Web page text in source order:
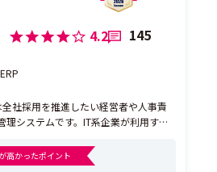
4.2 145
全社採用を推進したい経営者や人事責
理システムです。IT系企業が利用する
携による現場メンバーへのスピーデ
より、現場メンバーが積極的に採用に
高かったポイント